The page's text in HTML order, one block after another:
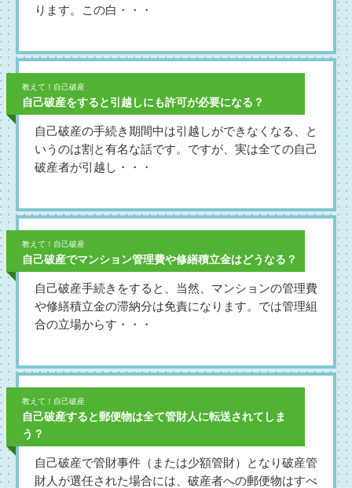
ります。この白・・・
教えて！自己破産
自己破産をすると引越しにも許可が必要になる？
自己破産の手続き期間中は引越しができなくなる、と
いうのは割と有名な話です。ですが、実は全ての自己
破産者が引越し・・・
教えて！自己破産
自己破産でマンション管理費や修繕積立金はどうなる？
自己破産手続きをすると、当然、マンションの管理費
や修繕積立金の滞納分は免責になります。では管理組
合の立場からす・・・
教えて！自己破産
自己破産すると郵便物は全て管財人に転送されてしま
う？
自己破産で管財事件（または少額管財）となり破産管
財人が選任された場合には、破産者への郵便物はすべ